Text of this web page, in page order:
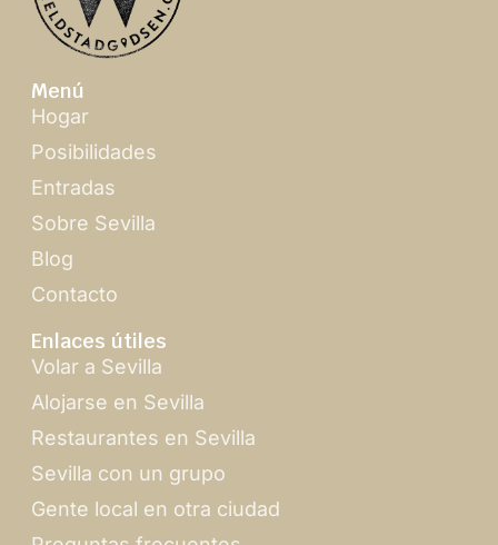
Menú
Hogar
Posibilidades
Entradas
Sobre Sevilla
Blog
Contacto
Enlaces útiles
Volar a Sevilla
Alojarse en Sevilla
Restaurantes en Sevilla
Sevilla con un grupo
Gente local en otra ciudad